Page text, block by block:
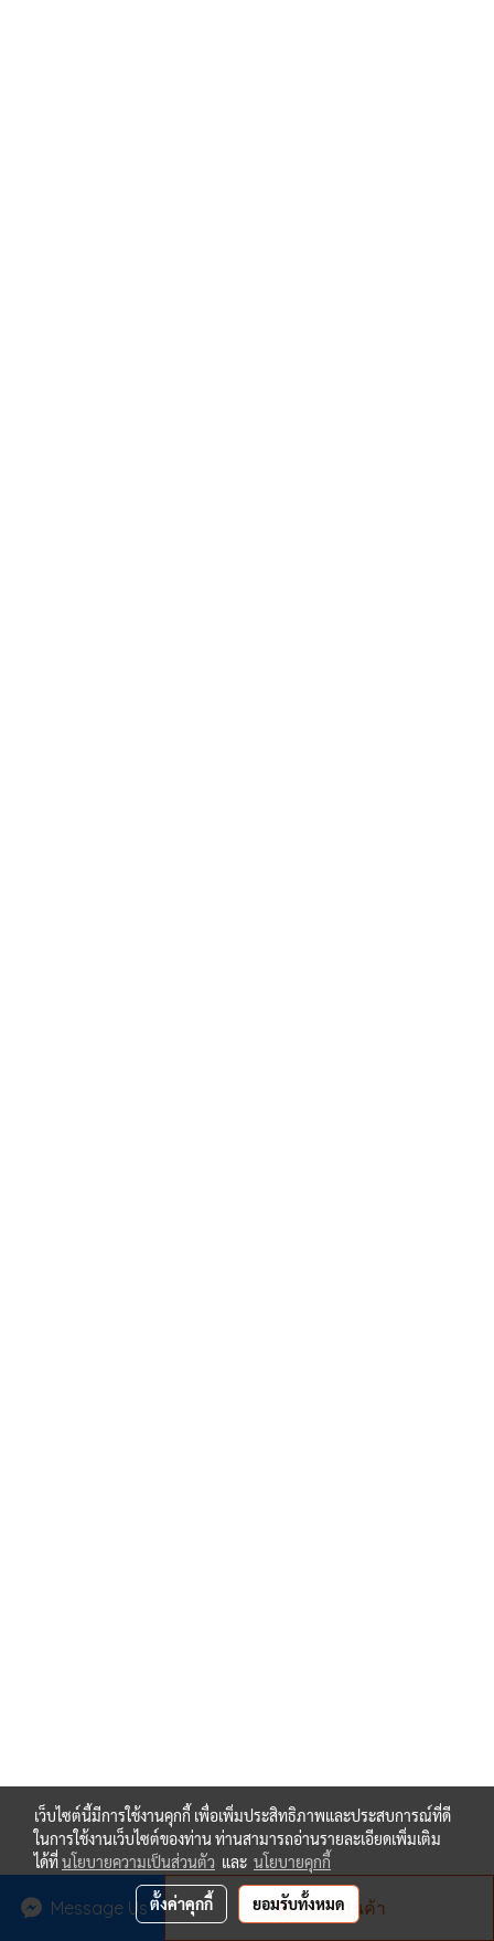
สั่งซื้อสินค้า
Message Us
เว็บไซต์นี้มีการใช้งานคุกกี้ เพื่อเพิ่มประสิทธิภาพและประสบการณ์ที่ดี
ในการใช้งานเว็บไซต์ของท่าน ท่านสามารถอ่านรายละเอียดเพิ่มเติม
ได้ที่นโยบายความเป็นส่วนตัว และ นโยบายคุกกี้
ตั้งค่าคุกกี้ ยอมรับทั้งหมด